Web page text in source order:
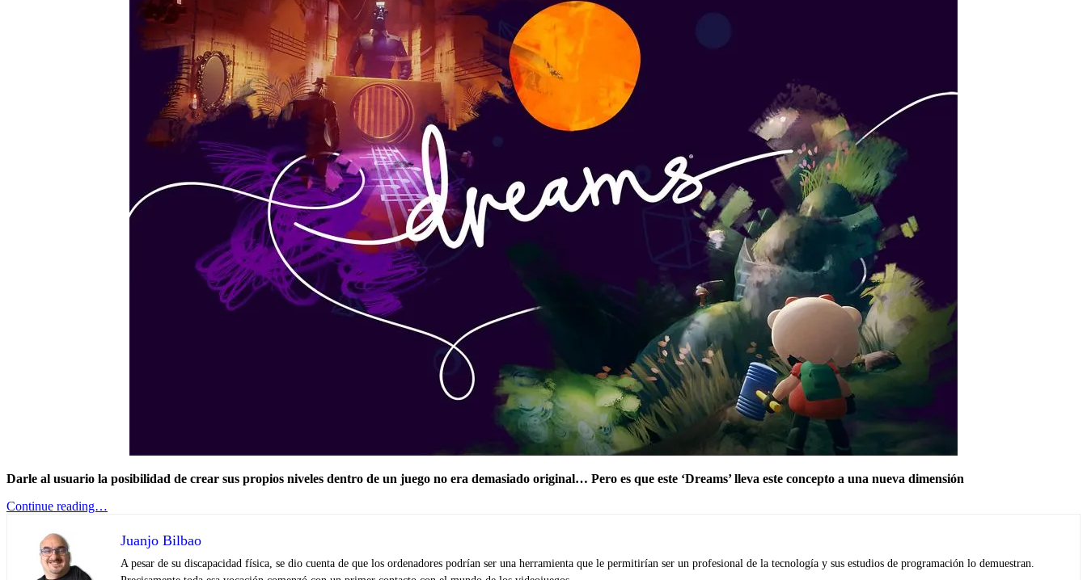
Darle al usuario la posibilidad de crear sus propios niveles dentro de un juego no era demasiado original… Pero es que este ‘Dreams’ lleva este concepto a una nueva dimensión
Continue reading…
Juanjo Bilbao
A pesar de su discapacidad física, se dio cuenta de que los ordenadores podrían ser una herramienta que le permitirían ser un profesional de la tecnología y sus estudios de programación lo demuestran.